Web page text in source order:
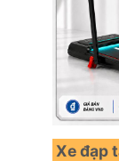
Xe đạp